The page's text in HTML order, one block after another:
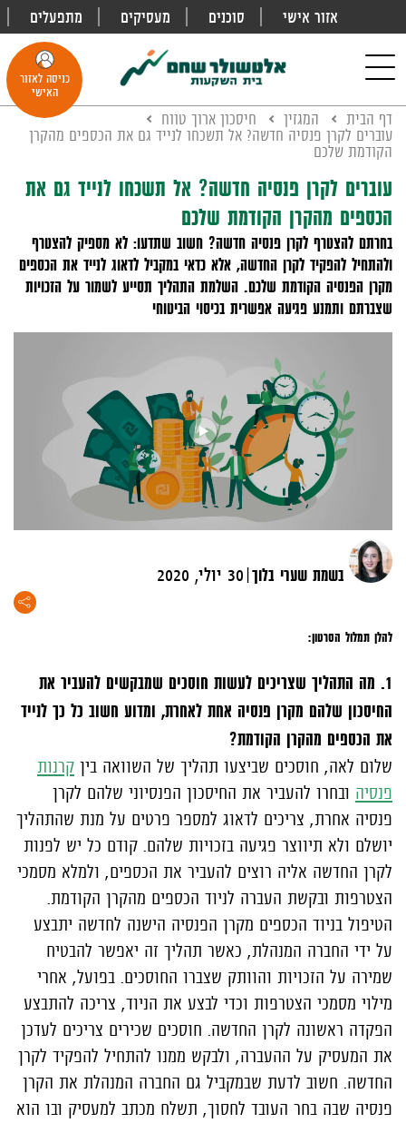
אזור אישי סוכנים מעסיקים מתפעלים
navigation
כניסה לאזור
האישי
דף הבית המגזין
חיסכון ארוך טווח
עוברים לקרן פנסיה חדשה? אל תשכחו לנייד גם את הכספים מהקרן
הקודמת שלכם
עוברים לקרן פנסיה חדשה? אל תשכחו לנייד גם את
הכספים מהקרן הקודמת שלכם
בחרתם להצטרף לקרן פנסיה חדשה? חשוב שתדעו: לא מספיק להצטרף
ולהתחיל להפקיד לקרן החדשה, אלא כדאי במקביל לדאוג לנייד את הכספים
מקרן הפנסיה הקודמת שלכם. השלמת התהליך תסייע לשמור על הזכויות
שצברתם ותמנע פגיעה אפשרית בכיסוי הביטוחי
בשמת שערי בלוך|30 יולי, 2020
להלן תמלול הסרטון:
1. מה התהליך שצריכים לעשות חוסכים שמבקשים להעביר את
החיסכון שלהם מקרן פנסיה אחת לאחרת, ומדוע חשוב כל כך לנייד
את הכספים מהקרן הקודמת?
שלום לאה, חוסכים שביצעו תהליך של השוואה בין קרנות
פנסיה ובחרו להעביר את החיסכון הפנסיוני שלהם לקרן
פנסיה אחרת, צריכים לדאוג למספר פרטים על מנת שהתהליך
יושלם ולא תיווצר פגיעה בזכויות שלהם. קודם כל יש לפנות
לקרן החדשה אליה רוצים להעביר את הכספים, ולמלא מסמכי
הצטרפות ובקשת העברה לניוד הכספים מהקרן הקודמת.
הטיפול בניוד הכספים מקרן הפנסיה הישנה לחדשה יתבצע
על ידי החברה המנהלת, כאשר תהליך זה יאפשר להבטיח
שמירה על הזכויות והוותק שצברו החוסכים. בפועל, אחרי
מילוי מסמכי הצטרפות וכדי לבצע את הניוד, צריכה להתבצע
הפקדה ראשונה לקרן החדשה. חוסכים שכירים צריכים לעדכן
את המעסיק על ההעברה, ולבקש ממנו להתחיל להפקיד לקרן
החדשה. חשוב לדעת שבמקביל גם החברה המנהלת את הקרן
פנסיה שבה בחר העובד לחסוך, תשלח מכתב למעסיק ובו הוא